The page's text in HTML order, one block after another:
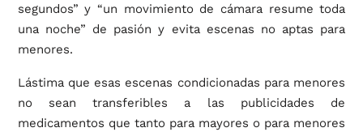
segundos” y “un movimiento de cámara resume toda
una noche” de pasión y evita escenas no aptas para
menores.
Lástima que esas escenas condicionadas para menores
no sean transferibles a las publicidades de
medicamentos que tanto para mayores o para menores